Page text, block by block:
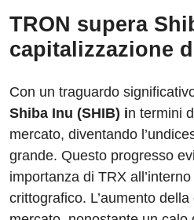
TRON supera
capitalizzazione
Con un traguardo
Shiba Inu (SHIB) in termini
mercato, diventando
grande. Questo progresso
importanza di TRX
crittografico. L’aumento